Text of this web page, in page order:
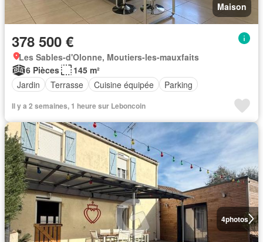
Maison
378 500 €
Les Sables-d'Olonne, Moutiers-les-mauxfaits
6 Pièces
145 m²
Jardin
Terrasse Cuisine équipée Parking
Il y a 2 semaines, 1 heure sur Leboncoin
4photos